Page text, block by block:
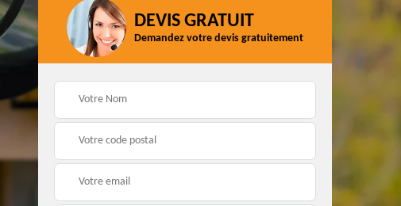
Pose nettoyage
gouttière 45
Réparation toiture 45
DEVIS GRATUIT
Demandez votre devis gratuitement